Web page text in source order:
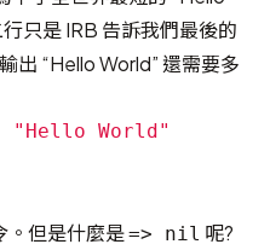
只是 IRB 告訴我們最後的
出 “Hello World” 還需要多
"Hello World"
。但是什麼是=> nil 呢?